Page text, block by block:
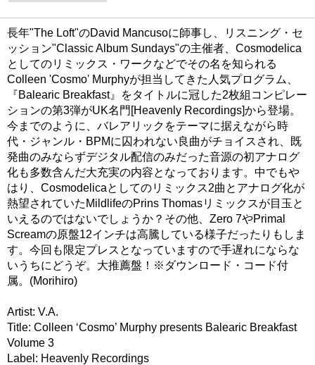
長年"The Loft"のDavid Mancusoに師事し、リスニング・セ
ッション"Classic Album Sundays"の主催者、Cosmodelica
としてのリミックス・ワークなどでその名を知られる
Colleen 'Cosmo' Murphyが担当してきた人気プログラム、
『Balearic Breakfast』をタイトルに冠した2枚組コンピレー
ションの第3弾がUK名門[Heavenly Recordings]から登場。
今までのように、バレアリックをテーマに据えながら時
代・ジャンル・BPMに囚われない良曲がチョイスされ、既
発曲のみならずデジタル配信のみだった音源の初アナログ
化も多数含んだ大充実の内容となっております。中でもや
はり、Cosmodelicaとしてのリミックス2曲とアナログ化が
熱望されていたMildlifeのPrins Thomasリミックスが目玉と
いえるのではないでしょうか？その他、Zero 7やPrimal
Screamの原盤12インチは高騰している様子だったりもしま
す。今回も限定プレスとなっていますので手遅れにならな
いうちにどうぞ。大推薦盤！※ダウンロード・コード付
属。(Morihiro)
Artist: V.A.
Title: Colleen ‘Cosmo’ Murphy presents Balearic Breakfast
Volume 3
Label: Heavenly Recordings